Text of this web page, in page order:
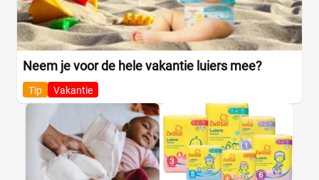
Neem je voor de hele vakantie luiers mee?
Tip Vakantie